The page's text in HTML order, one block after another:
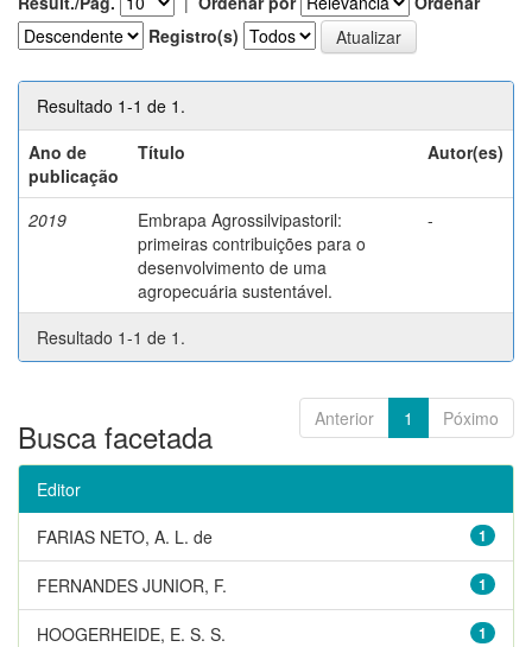
Registro(s)
Resultado 1-1 de 1.
Ano de
publicação
Título Autor(es)
2019
Embrapa Agrossilvipastoril:
primeiras contribuições para o
desenvolvimento de uma
agropecuária sustentável.
-
Resultado 1-1 de 1.
Anterior 1 Póximo
Busca facetada
Editor
1
FARIAS NETO, A. L. de
1
FERNANDES JUNIOR, F.
1
HOOGERHEIDE, E. S. S.